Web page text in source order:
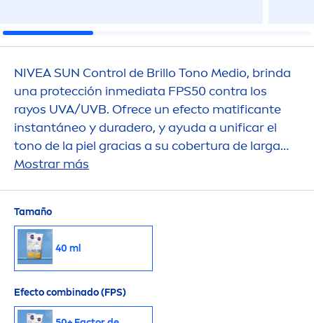
NIVEASUN Control de Brillo Tono Medio, brinda
una protección inmediata FPS50 contra los
rayos UVA/UVB. Ofrece un efecto matificante
instantáneo y duradero, y ayuda a unificar el
tono de la piel gracias a su cobertura de larga
duración, mientras protege tu rostro de los
Mostrar más
Tamaño
40 ml
Efecto combinado (FPS)